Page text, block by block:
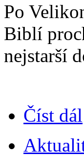
Po
Biblí
nejstarší
Číst dál